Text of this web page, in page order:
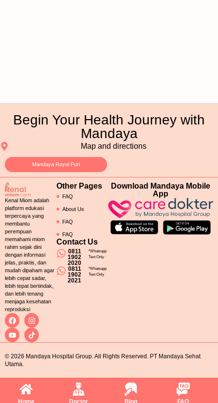
Begin Your Health Journey with
Mandaya
Map and directions
Mandaya Royal Puri
Kenal Miom adalah
platform edukasi
terpercaya yang
membantu
perempuan
memahami miom
rahim sejak dini
dengan informasi
jelas, praktis, dan
mudah dipaham agar
lebih cepat sadar,
lebih tepat bertindak,
dan lebih tenang
menjaga kesehatan
reproduksi
Other Pages
FAQ
About Us
FAQ
FAQ
Contact Us
0811
1902
2020
*Whatsapp
Text Only
0811
1902
2021
*Whatsapp
Text Only
Download Mandaya Mobile
App
© 2026 Mandaya Hospital Group. All Rights Reserved. PT Mandaya Sehat
Utama.
Home Doctor Blog FAQ